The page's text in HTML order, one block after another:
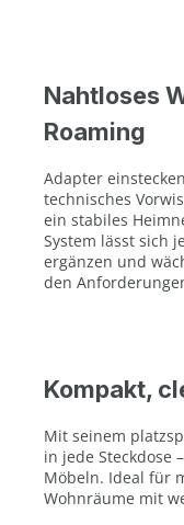
Nahtloses
Roaming
Adapter
technisches
ein stabiles
System lässt sich
ergänzen und
den
Kompakt,
Mit seinem
in jede Steckdose
Möbeln. Ideal für
Wohnräume mit